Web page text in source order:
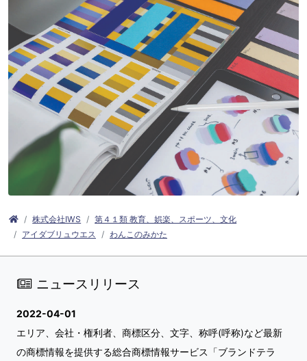
株式会社IWS
第４１類 教育、娯楽、スポーツ、文化
アイダブリュウエス
わんこのみかた
ニュースリリース
2022-04-01
エリア、会社・権利者、商標区分、文字、称呼(呼称)など最新
の商標情報を提供する総合商標情報サービス「ブランドテラ